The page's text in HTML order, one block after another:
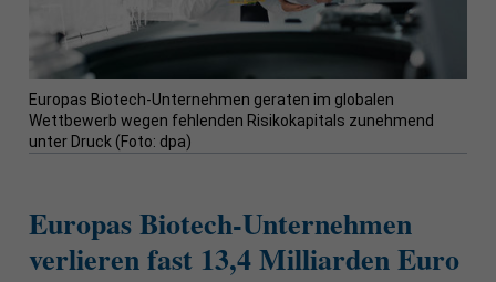
Europas Biotech-Unternehmen geraten im globalen
Wettbewerb wegen fehlenden Risikokapitals zunehmend
unter Druck (Foto: dpa)
Europas Biotech-Unternehmen
verlieren fast 13,4 Milliarden Euro